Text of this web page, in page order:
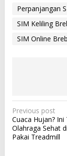
Perpanjangan
SIM Keliling
SIM Online
P
o
s
Previous post
Cuaca Hujan? Ini
Olahraga Sehat
Pakai Treadmill